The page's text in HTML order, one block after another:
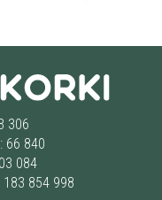
do matury
do studiów
Minimum
306
66 840
084
854 998